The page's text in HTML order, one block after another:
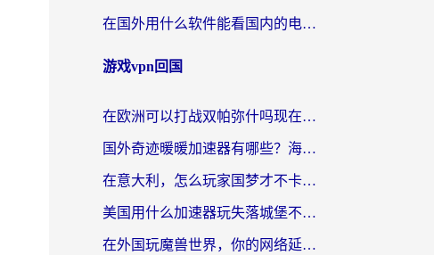
在国外用什么软件能看国内的电视剧啊？留学生亲测有效的回国加速方案
游戏vpn回国
在欧洲可以打战双帕弥什吗现在？跨越延迟墙的实战指南
国外奇迹暖暖加速器有哪些？海外党国服游戏畅玩终极指南（附亲测推荐）
在意大利，怎么玩家国梦才不卡？这份终极加速指南请收好
美国用什么加速器玩失落城堡不卡？海外党亲测有效的国服游戏加速指南
在外国玩魔兽世界，你的网络延迟是最大的敌人